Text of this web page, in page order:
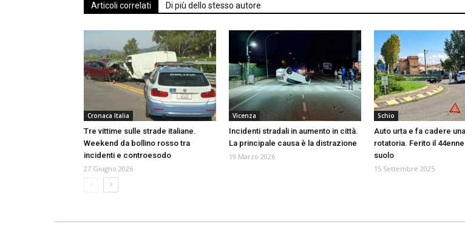
Articoli correlati Di più dello stesso autore
Cronaca Italia
Tre vittime sulle strade italiane.
Weekend da bollino rosso tra
incidenti e controesodo
27 Giugno 2026
Vicenza
Incidenti stradali in aumento in città.
La principale causa è la distrazione
19 Marzo 2026
Schio
Auto urta e fa cadere
rotatoria. Ferito il
suolo
15 Settembre 2025